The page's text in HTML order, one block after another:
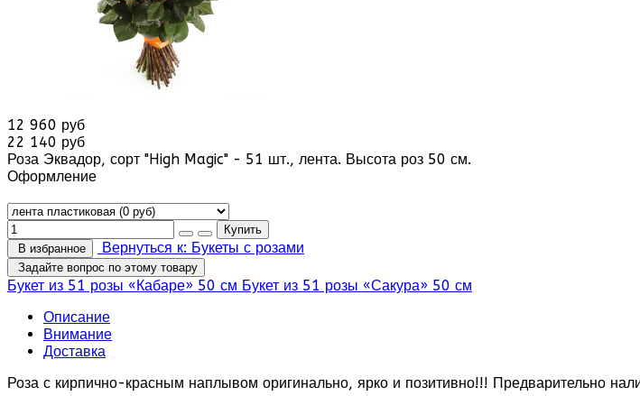
12 960 руб
22 140 руб
Роза Эквадор, сорт "High Magic" - 51 шт., лента. Высота роз 50 см.
Оформление
В избранное Вернуться к: Букеты с розами
Задайте вопрос по этому товару
Букет из 51 розы «Кабаре» 50 см Букет из 51 розы «Сакура» 50 см
Описание
Внимание
Доставка
Роза с кирпично-красным наплывом оригинально, ярко и позитивно!!! Предварительно